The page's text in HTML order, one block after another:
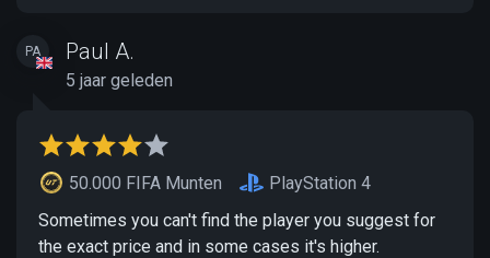
PA Paul A.
5 jaar geleden
50.000 FIFA Munten
PlayStation 4
Sometimes you can't find the player you suggest for
the exact price and in some cases it's higher.